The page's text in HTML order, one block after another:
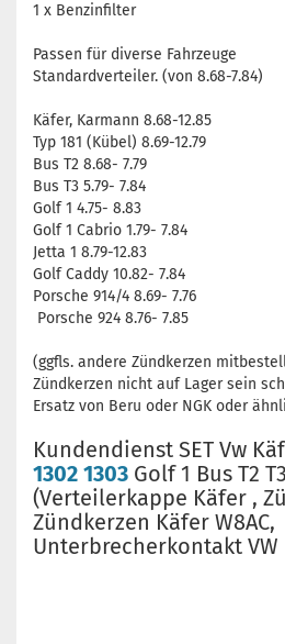
1 x Benzinfilter
Passen für diverse Fahrzeuge
Standardverteiler. (von 8.68-7.84)
Käfer, Karmann 8.68-12.85
Typ 181 (Kübel) 8.69-12.79
Bus T2 8.68- 7.79
Bus T3 5.79- 7.84
Golf 1 4.75- 8.83
Golf 1 Cabrio 1.79- 7.84
Jetta 1 8.79-12.83
Golf Caddy 10.82- 7.84
Porsche 914/4 8.69- 7.76
Porsche 924 8.76- 7.85
(ggfls. andere Zündkerzen
Zündkerzen nicht auf Lager sein
Ersatz von Beru oder NGK oder
Kundendienst SET Vw
1302 1303 Golf 1 Bus T2
(Verteilerkappe Käfer ,
Zündkerzen Käfer W8AC,
Unterbrecherkontakt VW